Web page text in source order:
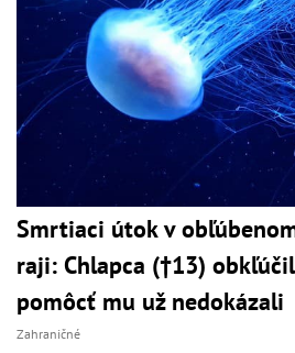
Smrtiaci útok v
raji: Chlapca (†13)
pomôcť mu už nedokázali
Zahraničné